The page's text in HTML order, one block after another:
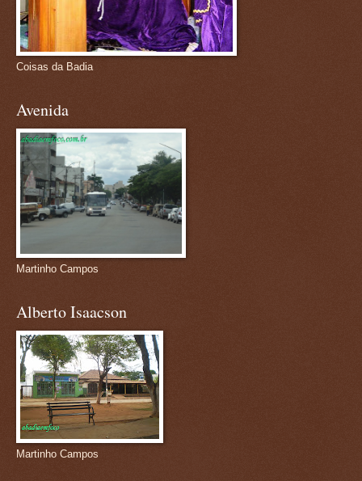
Coisas da Badia
Avenida
Martinho Campos
Alberto Isaacson
Martinho Campos